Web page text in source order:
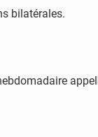
bilatérales.